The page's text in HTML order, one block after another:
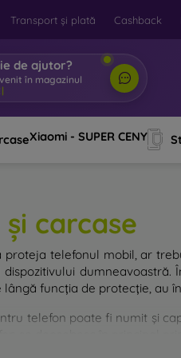
Transport și plată Cashback
de ajutor?
în magazinul
|
Xiaomi - SUPER CENY
și carcase
proteja telefonul mobil, ar
dumneavoastră.
lângă funcția de protecție, au
telefon poate fi numit și